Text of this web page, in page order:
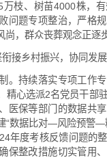
枝、树苗4000株，
问题专项整治，严格规
，群众丧葬观念正逐
接乡村振兴，协同发
。持续落实专项工作
精心选派2名党员干部
医保等部门的数据共
“数据比对—风险预警—
年度考核反馈问题的
保整改措施切实管用